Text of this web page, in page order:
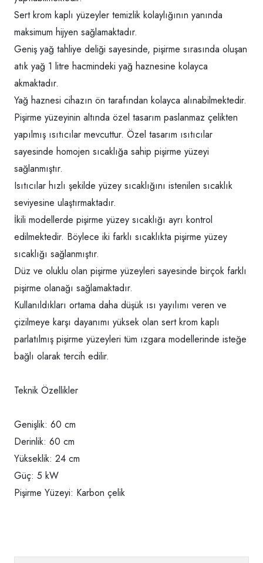
Sert krom kaplı yüzeyler temizlik kolaylığının yanında
maksimum hijyen sağlamaktadır.
Geniş yağ tahliye deliği sayesinde, pişirme sırasında oluşan
atık yağ 1 litre hacmindeki yağ haznesine kolayca
akmaktadır.
Yağ haznesi cihazın ön tarafından kolayca alınabilmektedir.
Pişirme yüzeyinin altında özel tasarım paslanmaz çelikten
yapılmış ısıtıcılar mevcuttur. Özel tasarım ısıtıcılar
sayesinde homojen sıcaklığa sahip pişirme yüzeyi
sağlanmıştır.
Isıtıcılar hızlı şekilde yüzey sıcaklığını istenilen sıcaklık
seviyesine ulaştırmaktadır.
İkili modellerde pişirme yüzey sıcaklığı ayrı kontrol
edilmektedir. Böylece iki farklı sıcaklıkta pişirme yüzey
sıcaklığı sağlanmıştır.
Düz ve oluklu olan pişirme yüzeyleri sayesinde birçok farklı
pişirme olanağı sağlamaktadır.
Kullanıldıkları ortama daha düşük ısı yayılımı veren ve
çizilmeye karşı dayanımı yüksek olan sert krom kaplı
parlatılmış pişirme yüzeyleri tüm ızgara modellerinde isteğe
bağlı olarak tercih edilir.
Teknik Özellikler
Genişlik: 60 cm
Derinlik: 60 cm
Yükseklik: 24 cm
Güç: 5 kW
Pişirme Yüzeyi: Karbon çelik